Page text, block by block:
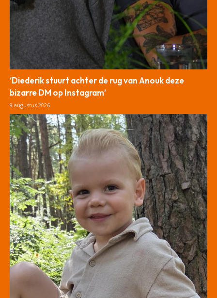
‘Diederik stuurt achter de rug van Anouk deze
bizarre DM op Instagram’
9 augustus 2026